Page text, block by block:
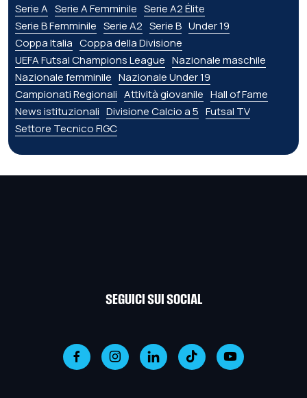
Serie A Serie A Femminile Serie A2 Élite
Serie B Femminile Serie A2 Serie B Under 19
Coppa Italia Coppa della Divisione
UEFA Futsal Champions League Nazionale maschile
Nazionale femminile Nazionale Under 19
Campionati Regionali Attività giovanile Hall of Fame
News istituzionali Divisione Calcio a 5 Futsal TV
Settore Tecnico FIGC
SEGUICI SUI SOCIAL